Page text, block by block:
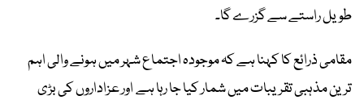
طویل راستے سے گزرے گا۔
مقامی ذرائع کا کہنا ہے کہ موجودہ اجتماع شہر میں ہونے والی اہم
ترین مذہبی تقریبات میں شمار کیا جا رہا ہے اور عزاداروں کی بڑی